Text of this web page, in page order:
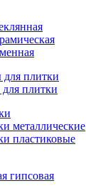
плитки
плитки
металлические
пластиковые
гипсовая